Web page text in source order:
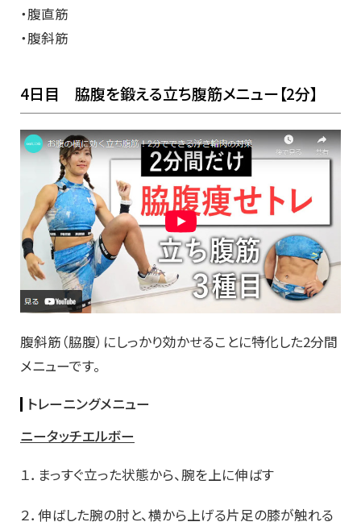
・腹直筋
・腹斜筋
4日目 脇腹を鍛える立ち腹筋メニュー【2分】
腹斜筋（脇腹）にしっかり効かせることに特化した2分間
メニューです。
トレーニングメニュー
ニータッチエルボー
１．まっすぐ立った状態から、腕を上に伸ばす
２．伸ばした腕の肘と、横から上げる片足の膝が触れる